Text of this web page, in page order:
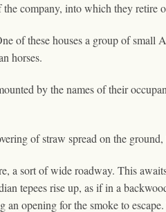
company, into which they retire
of these houses a group of
horses.
by the names of their
of straw spread on the
a sort of wide roadway. This
tepees rise up, as if in a
opening for the smoke to